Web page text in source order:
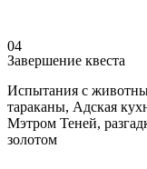
04
Завершение квеста
Испытания с
тараканы, Адская
Мэтром Теней,
золотом